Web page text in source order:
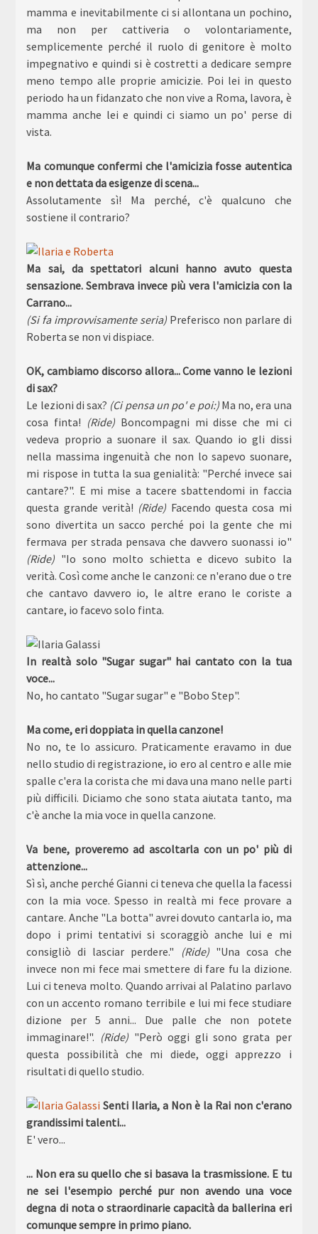
mamma e inevitabilmente ci si allontana un pochino,
ma non per cattiveria o volontariamente,
semplicemente perché il ruolo di genitore è molto
impegnativo e quindi si è costretti a dedicare sempre
meno tempo alle proprie amicizie. Poi lei in questo
periodo ha un fidanzato che non vive a Roma, lavora, è
mamma anche lei e quindi ci siamo un po' perse di
vista.
Ma comunque confermi che l'amicizia fosse autentica
e non dettata da esigenze di scena...
Assolutamente sì! Ma perché, c'è qualcuno che
sostiene il contrario?
Ma sai, da spettatori alcuni hanno avuto questa
sensazione. Sembrava invece più vera l'amicizia con la
Carrano...
(Si fa improvvisamente seria) Preferisco non parlare di
Roberta se non vi dispiace.
OK, cambiamo discorso allora... Come vanno le lezioni
di sax?
Le lezioni di sax? (Ci pensa un po' e poi:)Ma no, era una
cosa finta! (Ride)Boncompagni mi disse che mi ci
vedeva proprio a suonare il sax. Quando io gli dissi
nella massima ingenuità che non lo sapevo suonare,
mi rispose in tutta la sua genialità: "Perché invece sai
cantare?". E mi mise a tacere sbattendomi in faccia
questa grande verità! (Ride) Facendo questa cosa mi
sono divertita un sacco perché poi la gente che mi
fermava per strada pensava che davvero suonassi io"
(Ride) "Io sono molto schietta e dicevo subito la
verità. Così come anche le canzoni: ce n'erano due o tre
che cantavo davvero io, le altre erano le coriste a
cantare, io facevo solo finta.
In realtà solo "Sugar sugar" hai cantato con la tua
voce...
No, ho cantato "Sugar sugar" e "Bobo Step".
Ma come, eri doppiata in quella canzone!
No no, te lo assicuro. Praticamente eravamo in due
nello studio di registrazione, io ero al centro e alle mie
spalle c'era la corista che mi dava una mano nelle parti
più difficili. Diciamo che sono stata aiutata tanto, ma
c'è anche la mia voce in quella canzone.
Va bene, proveremo ad ascoltarla con un po' più di
attenzione...
Sì sì, anche perché Gianni ci teneva che quella la facessi
con la mia voce. Spesso in realtà mi fece provare a
cantare. Anche "La botta" avrei dovuto cantarla io, ma
dopo i primi tentativi si scoraggiò anche lui e mi
consigliò di lasciar perdere."
(Ride)"Una cosa che
invece non mi fece mai smettere di fare fu la dizione.
Lui ci teneva molto. Quando arrivai al Palatino parlavo
con un accento romano terribile e lui mi fece studiare
dizione per 5 anni... Due palle che non potete
immaginare!". (Ride) "Però oggi gli sono grata per
questa possibilità che mi diede, oggi apprezzo i
risultati di quello studio.
Senti Ilaria, a Non è la Rai non c'erano
grandissimi talenti...
E' vero...
... Non era su quello che si basava la trasmissione. E tu
ne sei l'esempio perché pur non avendo una voce
degna di nota o straordinarie capacità da ballerina eri
comunque sempre in primo piano.